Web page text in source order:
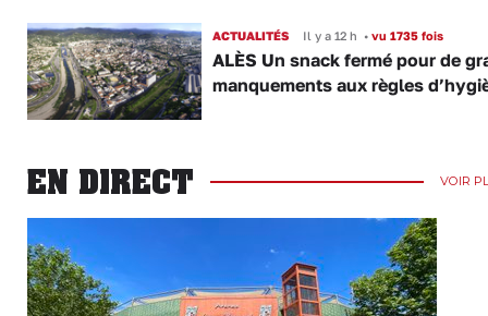
ACTUALITÉS Il y a 12 h •vu 1735 fois
ALÈS Un snack fermé pour de
manquements aux règles
EN DIRECT VOIR